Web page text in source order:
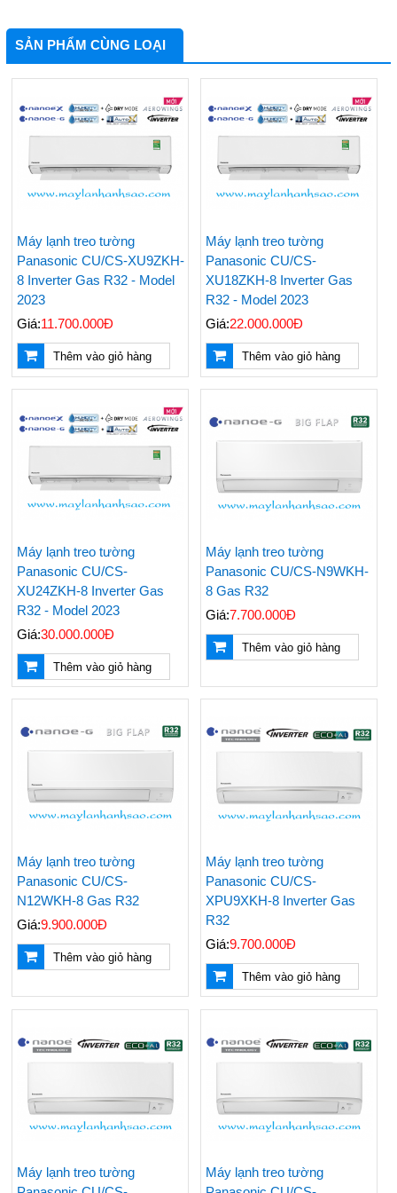
SẢN PHẨM CÙNG LOẠI
Máy lạnh treo tường
Panasonic CU/CS-XU9ZKH-
8 Inverter Gas R32 - Model
2023
Giá:11.700.000Đ
Thêm vào giỏ hàng
Máy lạnh treo tường
Panasonic CU/CS-
XU18ZKH-8 Inverter Gas
R32 - Model 2023
Giá:22.000.000Đ
Thêm vào giỏ hàng
Máy lạnh treo tường
Panasonic CU/CS-
XU24ZKH-8 Inverter Gas
R32 - Model 2023
Giá:30.000.000Đ
Thêm vào giỏ hàng
Máy lạnh treo tường
Panasonic CU/CS-N9WKH-
8 Gas R32
Giá:7.700.000Đ
Thêm vào giỏ hàng
Máy lạnh treo tường
Panasonic CU/CS-
N12WKH-8 Gas R32
Giá:9.900.000Đ
Thêm vào giỏ hàng
Máy lạnh treo tường
Panasonic CU/CS-
XPU9XKH-8 Inverter Gas
R32
Giá:9.700.000Đ
Thêm vào giỏ hàng
Máy lạnh treo tường
Máy lạnh treo tường